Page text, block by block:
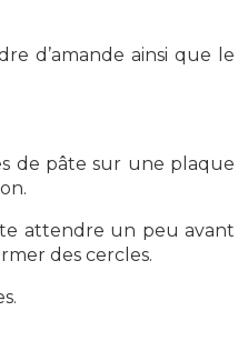
d’amande ainsi que le
de pâte sur une plaque
attendre un peu avant
des cercles.